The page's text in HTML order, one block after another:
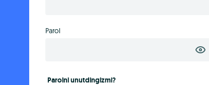
Parol
Parolni unutdingizmi?